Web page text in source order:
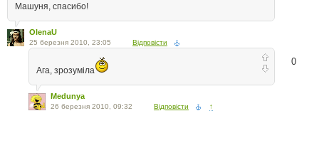
Машуня, спасибо!
OlenaU
25 березня 2010, 23:05 Відповісти
0
Ага, зрозуміла
Medunya
26 березня 2010, 09:32 Відповісти ↑